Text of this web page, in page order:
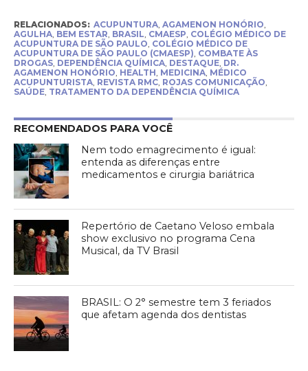
RELACIONADOS: ACUPUNTURA, AGAMENON HONÓRIO
AGULHA, BEM ESTAR BRASIL CMAESP COLÉGIO MÉDICO DE
ACUPUNTURA DE SÃO PAULO COLÉGIO MÉDICO DE
ACUPUNTURA DE SÃO PAULO (CMAESP) COMBATE ÀS
DROGAS, DEPENDÊNCIA QUÍMICA, DESTAQUE, DR.
AGAMENON HONÓRIO HEALTH MEDICINA, MÉDICO
ACUPUNTURISTA, REVISTA RMC, ROJAS COMUNICAÇÃO
SAÚDE, TRATAMENTO DA DEPENDÊNCIA QUÍMICA
RECOMENDADOS PARA VOCÊ
Nem todo emagrecimento é igual:
entenda as diferenças entre
medicamentos e cirurgia bariátrica
Repertório de Caetano Veloso embala
show exclusivo no programa Cena
Musical, da TV Brasil
BRASIL: O 2° semestre tem 3 feriados
que afetam agenda dos dentistas